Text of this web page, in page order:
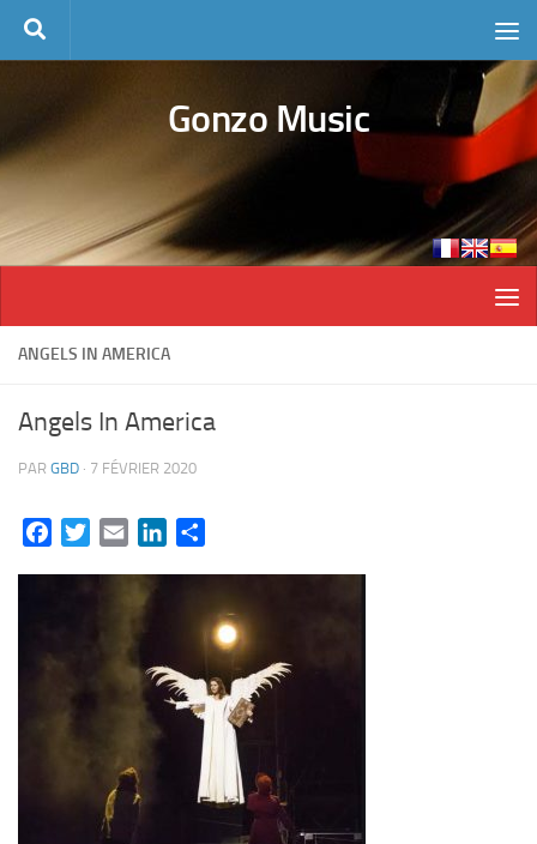
Skip to content
Gonzo Music
ANGELS IN AMERICA
Angels In America
PAR GBD · 7 FÉVRIER 2020
FacebookTwitterEmail LinkedIn